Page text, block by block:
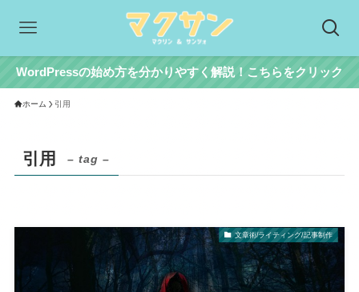
WordPressの始め方を分かりやすく解説！こちらをクリック
ホーム 引用
引用 – tag –
文章術/ライティング/記事制作